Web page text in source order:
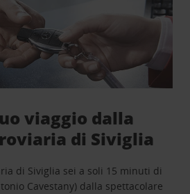
viaggio dalla
di Siviglia
di Siviglia sei a soli 15 minuti di
Cavestany) dalla spettacolare